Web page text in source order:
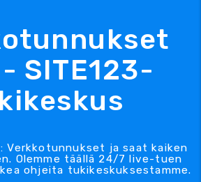
SITE123-
Verkkotunnukset ja saat kaiken
Olemme täällä 24/7 live-tuen
ohjeita tukikeskuksestamme.